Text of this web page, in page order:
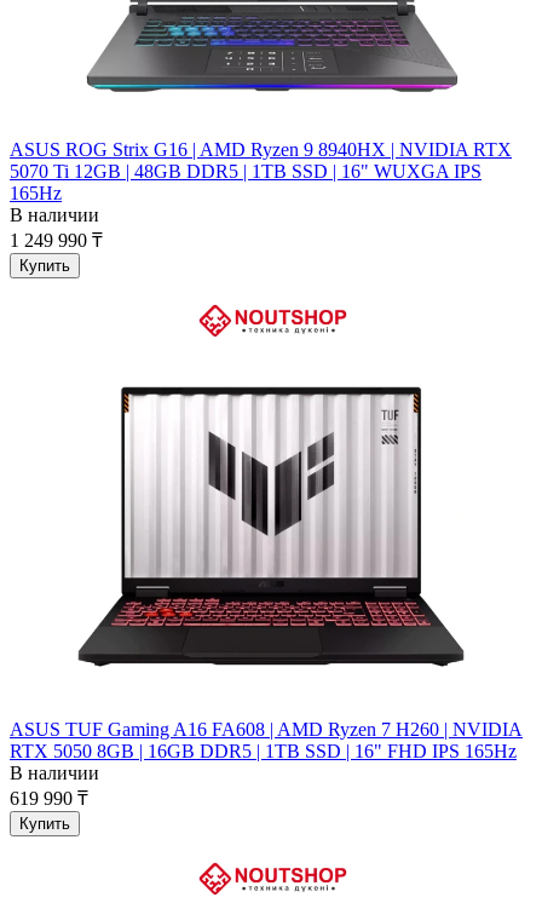
ASUS ROG Strix G16 | AMD Ryzen 9 8940HX | NVIDIA RTX
5070 Ti 12GB | 48GB DDR5 | 1TB SSD | 16" WUXGA IPS
165Hz
В наличии
1 249 990 ₸
Купить
ASUS TUF Gaming A16 FA608 | AMD Ryzen 7 H260 | NVIDIA
RTX 5050 8GB | 16GB DDR5 | 1TB SSD | 16" FHD IPS 165Hz
В наличии
619 990 ₸
Купить